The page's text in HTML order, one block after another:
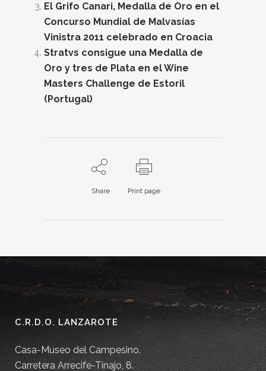
El Grifo Canari, Medalla de Oro en el
Concurso Mundial de Malvasías
Vinistra 2011 celebrado en Croacia
Stratvs consigue una Medalla de
Oro y tres de Plata en el Wine
Masters Challenge de Estoril
(Portugal)
Share Print page
C.R.D.O. LANZAROTE
Casa-Museo del Campesino.
Carretera Arrecife-Tinajo, 8.